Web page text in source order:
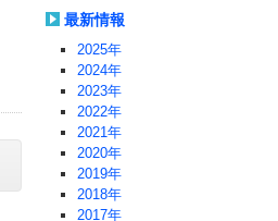
最新情報
2025年
2024年
2023年
2022年
2021年
2020年
2019年
2018年
2017年